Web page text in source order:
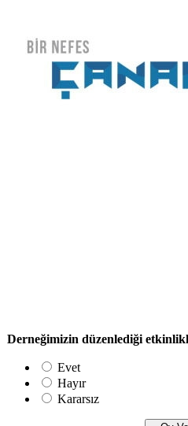
Derneğimizin düzenlediği
Evet
Hayır
Kararsız